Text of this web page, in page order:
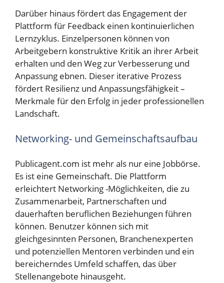
Darüber hinaus fördert das Engagement der
Plattform für Feedback einen kontinuierlichen
Lernzyklus. Einzelpersonen können von
Arbeitgebern konstruktive Kritik an ihrer Arbeit
erhalten und den Weg zur Verbesserung und
Anpassung ebnen. Dieser iterative Prozess
fördert Resilienz und Anpassungsfähigkeit –
Merkmale für den Erfolg in jeder professionellen
Landschaft.
Networking- und Gemeinschaftsaufbau
Publicagent.com ist mehr als nur eine Jobbörse.
Es ist eine Gemeinschaft. Die Plattform
erleichtert Networking -Möglichkeiten, die zu
Zusammenarbeit, Partnerschaften und
dauerhaften beruflichen Beziehungen führen
können. Benutzer können sich mit
gleichgesinnten Personen, Branchenexperten
und potenziellen Mentoren verbinden und ein
bereicherndes Umfeld schaffen, das über
Stellenangebote hinausgeht.